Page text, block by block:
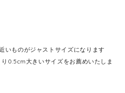
いものがジャストサイズになります
0.5cm大きいサイズをお薦めいたしま